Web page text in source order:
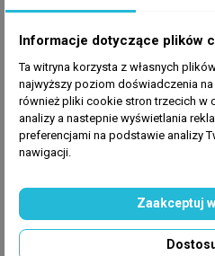
zazwyczaj krewetka ta pełni
Dieta i rola
Stenopus hispidus jest
naturze często zakłada tzw.
ryb, sygnalizując swoją
machaniem długimi
przyjmuje pokarmy mrożone
Informacje dotyczące plików
Ta witryna korzysta z własnych
najwyższy poziom doświadczenia
również pliki cookie stron trzecich w
analizy a nastepnie wyświetlania
preferencjami na podstawie analizy
nawigacji.
Zaakceptuj